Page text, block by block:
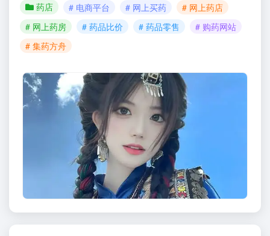
药店 # 电商平台 # 网上买药
# 网上药店
# 网上药房
# 药品比价 # 药品零售
# 购药网站
# 集药方舟